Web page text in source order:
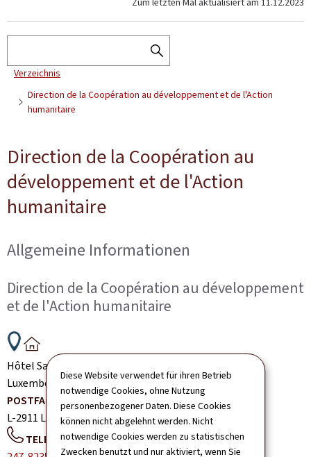
Diese Website verwendet für ihren Betrieb
notwendige Cookies, ohne Nutzung
personenbezogener Daten. Diese Cookies
können nicht abgelehnt werden. Nicht
notwendige Cookies werden zu statistischen
Zwecken benutzt und nur aktiviert, wenn Sie
SEARCH
DIRECTORY
Verzeichnis
Direction de la Coopération au développement et de l'Action
humanitaire
Direction de la Coopération au
développement et de l'Action
humanitaire
Allgemeine Informationen
Direction de la Coopération au développement
et de l'Action humanitaire
Hôtel Saint Augustin 6, rue de la Congrégation
LuxembourgLuxembourg
POSTFACH:
L-2911 Luxembourg Luxembourg
TELEFON: